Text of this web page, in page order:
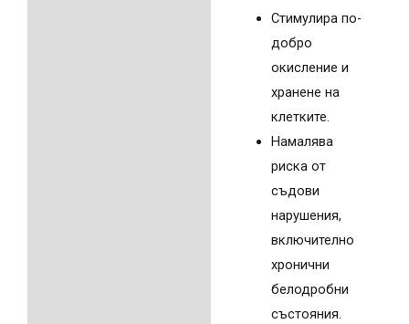
Стимулира по-
добро
окисление и
хранене на
клетките.
Намалява
риска от
съдови
нарушения,
включително
хронични
белодробни
състояния.